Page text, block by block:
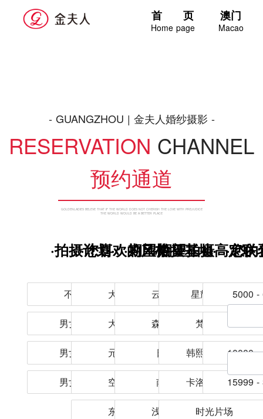
首 页
Home page
澳门
Macao
- GUANGZHOU | 金夫人婚纱摄影 -
RESERVATION CHANNEL
预约通道
GOLDENLADIES BELEVE THAT IF THE WORLD DOES NOT CHERISH THE LOVE WITH PREJUDICE
THE WORLD WOULD BE A BETTER PLACE
·拍摄计划·
不限套数
男女各六套
男女各五套
男女各四套
·您喜欢的风格·
大旅行家
大婚仪式
元气森灵
空间美学
东方雅韵
·期望拍摄基地·
云榈绿洲
森海北屿
日暮里
南浔里
浅野川畔
·期望拍摄高定联
星耀美学馆
梵拾之境
韩熙美学会馆
卡洛希艺术殿
时光片场
·您的
5000 -
10000 -
15999 -